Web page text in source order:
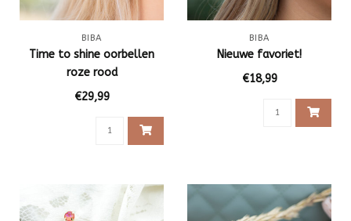
BIBA
Time to shine oorbellen
roze rood
€29,99
BIBA
Nieuwe favoriet!
€18,99